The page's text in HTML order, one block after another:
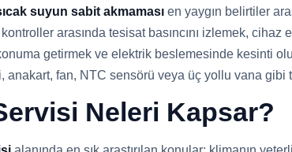
suyun sabit akmaması en yaygın belirtiler
arasında tesisat basıncını izlemek, cihaz
getirmek ve elektrik beslemesinde kesinti
anakart, fan, NTC sensörü veya üç yollu vana
Neleri Kapsar?